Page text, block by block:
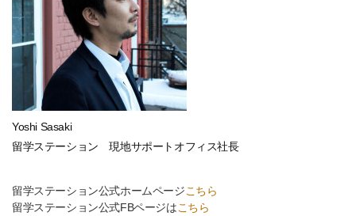
Yoshi Sasaki
留学ステーション 現地サポートオフィス社長
留学ステーション公式ホームページこちら
留学ステーション公式FBページはこちら